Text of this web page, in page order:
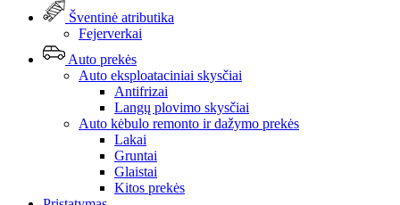
Šventinė atributika
Fejerverkai
Auto prekės
Auto eksploataciniai skysčiai
Antifrizai
Langų plovimo skysčiai
Auto kėbulo remonto ir dažymo prekės
Lakai
Gruntai
Glaistai
Kitos prekės